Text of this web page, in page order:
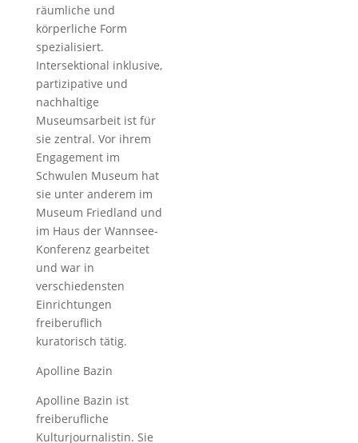
räumliche und
körperliche Form
spezialisiert.
Intersektional inklusive,
partizipative und
nachhaltige
Museumsarbeit ist für
sie zentral. Vor ihrem
Engagement im
Schwulen Museum hat
sie unter anderem im
Museum Friedland und
im Haus der Wannsee-
Konferenz gearbeitet
und war in
verschiedensten
Einrichtungen
freiberuflich
kuratorisch tätig.
Apolline Bazin
Apolline Bazin ist
freiberufliche
Kulturjournalistin. Sie